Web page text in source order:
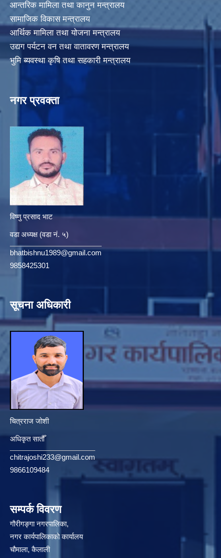
आन्तरिक मामिला तथा कानुन मन्त्रालय
सामाजिक विकास मन्त्रालय
आर्थिक मामिला तथा योजना मन्त्रालय
उद्यग पर्यटन वन तथा वातावरण मन्त्रालय
भुमि ब्यवस्था कृषि तथा सहकारी मन्त्रालय
नगर प्रवक्ता
विष्णु प्रसाद भाट
वडा अध्यक्ष (वडा नं. ५)
bhatbishnu1989@gmail.com
9858425301
सूचना अधिकारी
चित्रराज जोशी
अधिकृत सातौँ
chitrajoshi233@gmail.com
9866109484
सम्पर्क विवरण
गौरीगङ्गा नगरपालिका,
नगर कार्यपालिकाको कार्यालय
चौमाला, कैलाली